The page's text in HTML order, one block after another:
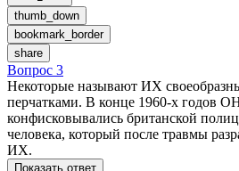
thumb_down
bookmark_border
share
Вопрос 3
Некоторые называют ИХ
перчатками. В конце 1960-х годов
конфисковывались британской
человека, который после травмы
ИХ.
Показать ответ